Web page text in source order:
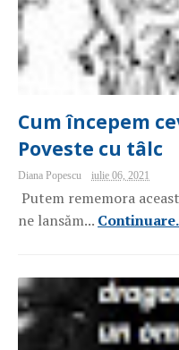
Cum începem
Poveste cu tâlc
Diana Popescu iulie 06, 2021
Putem rememora
ne lansăm...